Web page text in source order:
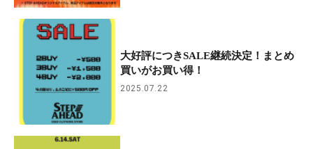
大好評につきSALE継続決定！まとめ
買いがお買い得！
2025.07.22